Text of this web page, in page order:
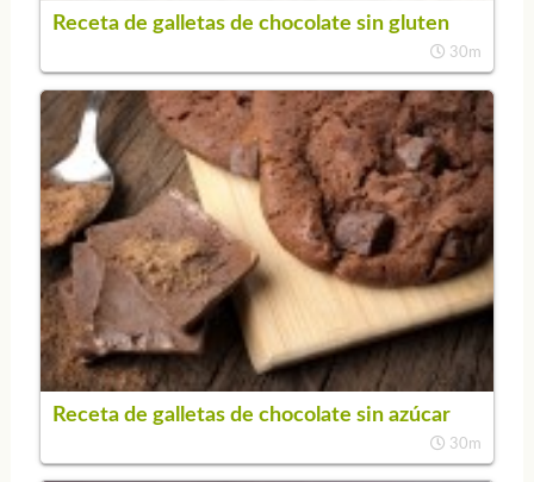
Receta de galletas de chocolate sin gluten
30m
Receta de galletas de chocolate sin azúcar
30m